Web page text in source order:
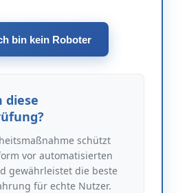
bin kein Roboter
diese
schützt
vor automatisierten
gewährleistet die beste
für echte Nutzer.